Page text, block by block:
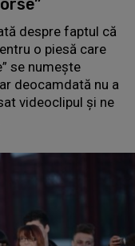
despre faptul că
o piesă care
se numeşte
deocamdată nu a
videoclipul şi ne